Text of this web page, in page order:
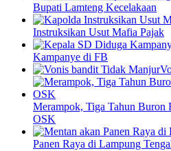
Bupati Lamteng Kecelakaan
Instruksikan Usut Mafia Pajak
Kampanye di FB
Merampok, Tiga Tahun Buron
OSK
Panen Raya di Lampung